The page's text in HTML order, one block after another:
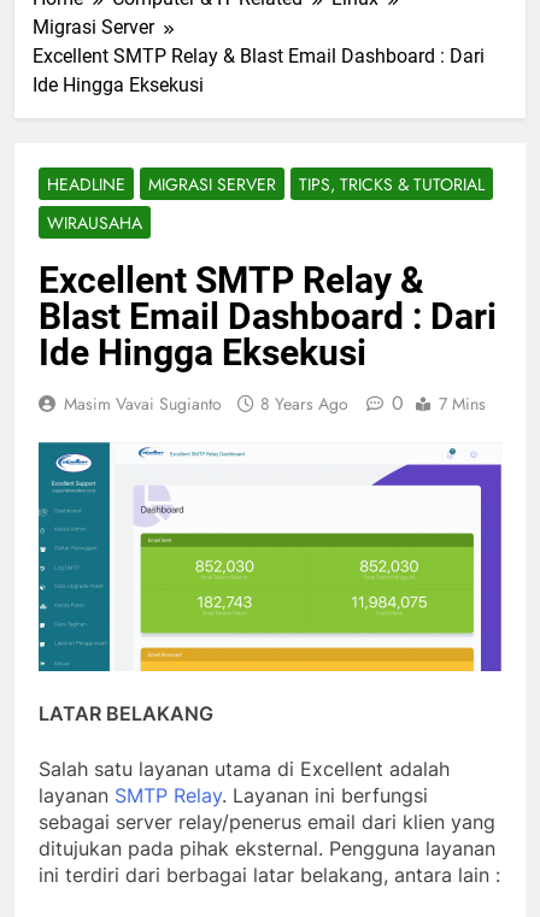
Migrasi Server
Excellent SMTP Relay & Blast Email Dashboard : Dari
Ide Hingga Eksekusi
HEADLINE MIGRASI SERVER
TIPS, TRICKS & TUTORIAL
WIRAUSAHA
Excellent SMTP Relay &
Blast Email Dashboard : Dari
Ide Hingga Eksekusi
Masim Vavai Sugianto 8 Years Ago 0 7 Mins
LATAR BELAKANG
Salah satu layanan utama di Excellent adalah
layanan SMTP Relay. Layanan ini berfungsi
sebagai server relay/penerus email dari klien yang
ditujukan pada pihak eksternal. Pengguna layanan
ini terdiri dari berbagai latar belakang, antara lain :